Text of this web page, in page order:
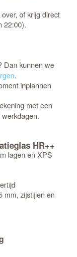
of krijg direct
22:00).
Dan kunnen we
.
inplannen
met een
HR++
lagen en XPS
mm, zijstijlen en